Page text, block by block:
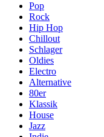
Pop
Rock
Hip Hop
Chillout
Schlager
Oldies
Electro
Alternative
80er
Klassik
House
Jazz